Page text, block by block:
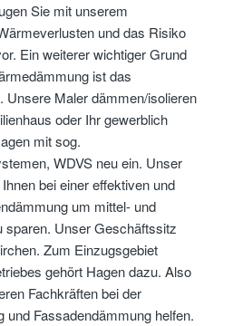
Sie mit unserem
und das Risiko
Ein weiterer wichtiger Grund
ist das
Maler dämmen/isolieren
oder Ihr gewerblich
mit sog.
WDVS neu ein. Unser
bei einer effektiven und
um mittel- und
sparen. Unser Geschäftssitz
Zum Einzugsgebiet
gehört Hagen dazu. Also
Fachkräften bei der
und Fassadendämmung helfen.